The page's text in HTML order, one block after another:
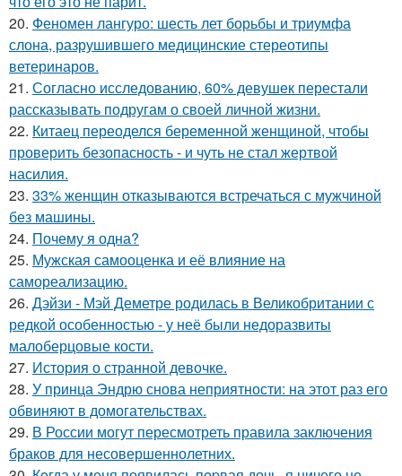
20. Феномен лангуро: шесть лет борьбы и триумфа
слона, разрушившего медицинские стереотипы
ветеринаров.
21. Согласно исследованию, 60% девушек перестали
рассказывать подругам о своей личной жизни.
22. Китаец переоделся беременной женщиной, чтобы
проверить безопасность - и чуть не стал жертвой
насилия.
23. 33% женщин отказываются встречаться с мужчиной
без машины.
24. Почему я одна?
25. Мужская самооценка и её влияние на
самореализацию.
26. Дэйзи - Мэй Деметре родилась в Великобритании с
редкой особенностью - у неё были недоразвиты
малоберцовые кости.
27. История о странной девочке.
28. У принца Эндрю снова неприятности: на этот раз его
обвиняют в домогательствах.
29. В России могут пересмотреть правила заключения
браков для несовершеннолетних.